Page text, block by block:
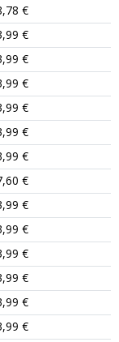
€
€
€
€
€
€
€
€
€
€
€
€
€
€